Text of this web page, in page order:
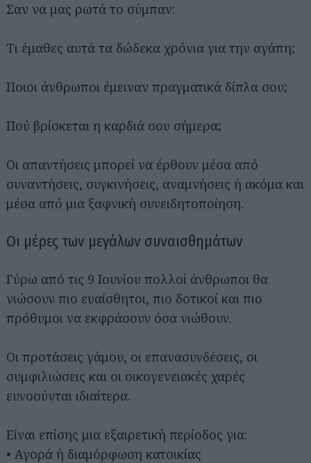
Σαν να μας ρωτά το σύμπαν:
Τι έμαθες αυτά τα δώδεκα χρόνια για την αγάπη;
Ποιοι άνθρωποι έμειναν πραγματικά δίπλα σου;
Πού βρίσκεται η καρδιά σου σήμερα;
Οι απαντήσεις μπορεί να έρθουν μέσα από
συναντήσεις, συγκινήσεις, αναμνήσεις ή ακόμα και
μέσα από μια ξαφνική συνειδητοποίηση.
Οι μέρες των μεγάλων συναισθημάτων
Γύρω από τις 9 Ιουνίου πολλοί άνθρωποι θα
νιώσουν πιο ευαίσθητοι, πιο δοτικοί και πιο
πρόθυμοι να εκφράσουν όσα νιώθουν.
Οι προτάσεις γάμου, οι επανασυνδέσεις, οι
συμφιλιώσεις και οι οικογενειακές χαρές
ευνοούνται ιδιαίτερα.
Είναι επίσης μια εξαιρετική περίοδος για:
• Αγορά ή διαμόρφωση κατοικίας